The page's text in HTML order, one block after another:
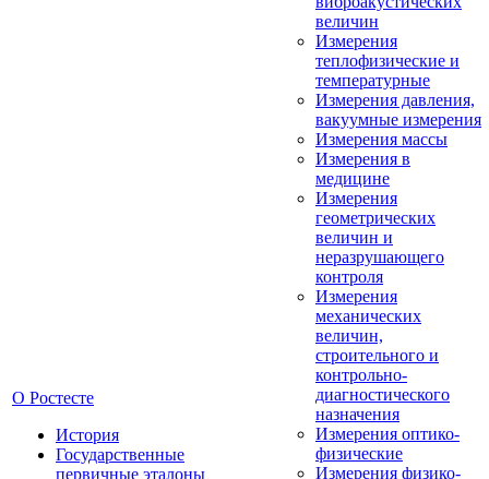
О Ростесте
История
Государственные
первичные эталоны
величин
Измерения
теплофизические и
температурные
Измерения давления,
вакуумные измерения
Измерения массы
Измерения в
медицине
Измерения
геометрических
величин и
неразрушающего
контроля
Измерения
механических
величин,
строительного и
контрольно-
диагностического
назначения
Измерения оптико-
физические
Измерения физико-